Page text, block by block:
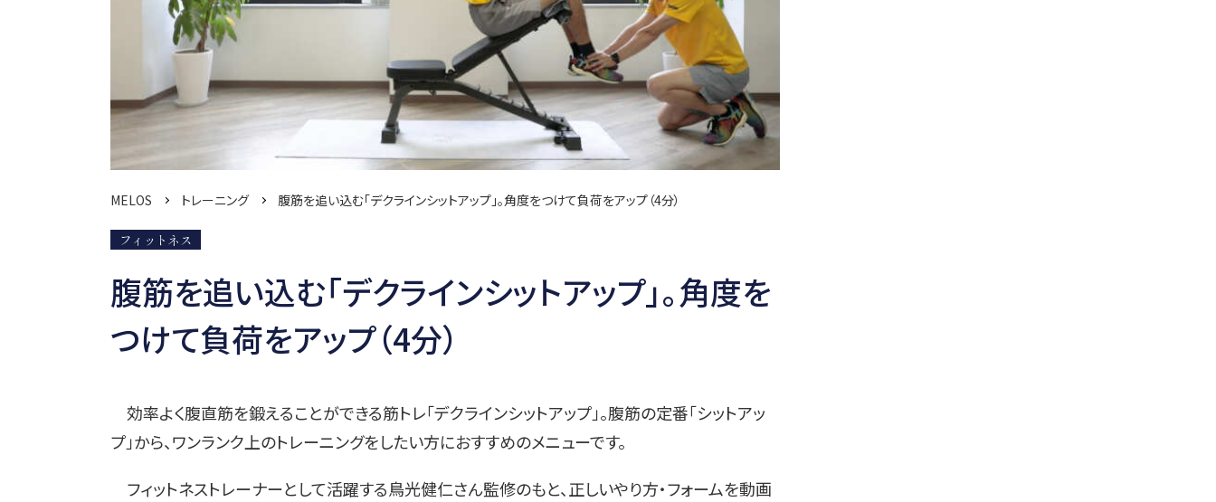
MELOS トレーニング 腹筋を追い込む「デクラインシットアップ」。角度をつけて負荷をアップ（4分）
フィットネス
腹筋を追い込む「デクラインシットアップ」。角度を
つけて負荷をアップ（4分）
効率よく腹直筋を鍛えることができる筋トレ「デクラインシットアップ」。腹筋の定番「シットアッ
プ」から、ワンランク上のトレーニングをしたい方におすすめのメニューです。
フィットネストレーナーとして活躍する鳥光健仁さん監修のもと、正しいやり方・フォームを動画